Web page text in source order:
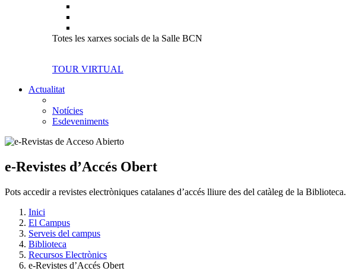
Totes les xarxes socials de la Salle BCN
TOUR VIRTUAL
Actualitat
Notícies
Esdeveniments
e-Revistes d’Accés Obert
Pots accedir a revistes electròniques catalanes d’accés lliure des del catàleg de la Biblioteca.
Inici
El Campus
Serveis del campus
Biblioteca
Recursos Electrònics
e-Revistes d’Accés Obert